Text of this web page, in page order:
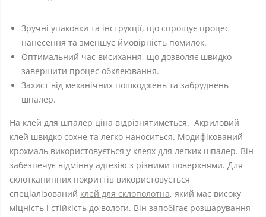
Зручні упаковки та інструкції, що спрощує процес
нанесення та зменшує ймовірність помилок.
Оптимальний час висихання, що дозволяє швидко
завершити процес обклеювання.
Захист від механічних пошкоджень та забруднень
шпалер.
На клей для шпалер ціна відрізнятиметься. Акриловий
клей швидко сохне та легко наноситься. Модифікований
крохмаль використовується у клеях для легких шпалер. Він
забезпечує відмінну адгезію з різними поверхнями. Для
склотканинних покриттів використовується
спеціалізований клей для склополотна, який має високу
міцність і стійкість до вологи. Він запобігає розшарування